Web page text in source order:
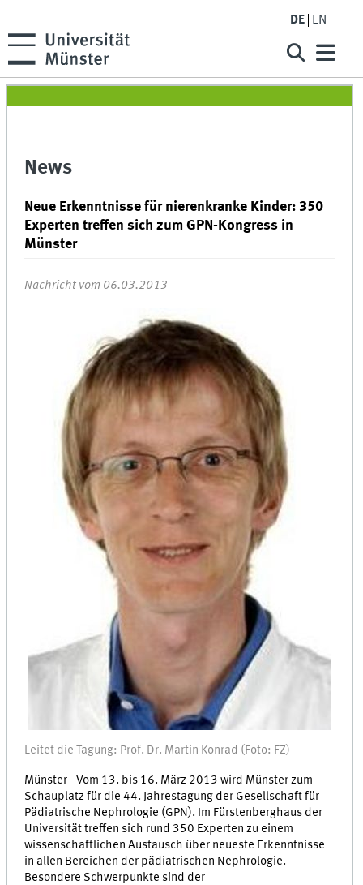
DE EN
News
Neue Erkenntnisse für nierenkranke Kinder: 350
Experten treffen sich zum GPN-Kongress in
Münster
Nachricht vom 06.03.2013
Leitet die Tagung: Prof. Dr. Martin Konrad (Foto: FZ)
Münster - Vom 13. bis 16. März 2013 wird Münster zum
Schauplatz für die 44. Jahrestagung der Gesellschaft für
Pädiatrische Nephrologie (GPN). Im Fürstenberghaus der
Universität treffen sich rund 350 Experten zu einem
wissenschaftlichen Austausch über neueste Erkenntnisse
in allen Bereichen der pädiatrischen Nephrologie.
Besondere Schwerpunkte sind der